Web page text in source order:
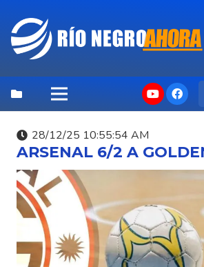
28/12/25 10:55:54 AM
ARSENAL 6/2 A